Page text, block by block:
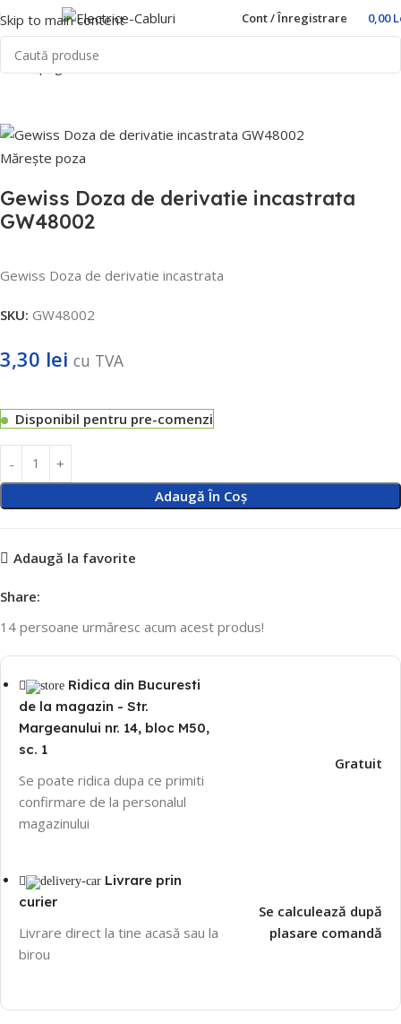
Skip to main content Cont / Înregistrare 0,00
Prima pagină
Mărește poza
Gewiss Doza de derivatie incastrata
GW48002
Gewiss Doza de derivatie incastrata
SKU: GW48002
3,30 lei cu TVA
Disponibil pentru pre-comenzi
Adaugă În Coș
Adaugă la favorite
Share:
14 persoane urmăresc acum acest produs!
Ridica din Bucuresti
de la magazin - Str.
Margeanului nr. 14, bloc M50,
sc. 1
Se poate ridica dupa ce primiti
confirmare de la personalul
magazinului
Gratuit
Livrare prin
curier
Livrare direct la tine acasă sau la
birou
Se calculează după
plasare comandă